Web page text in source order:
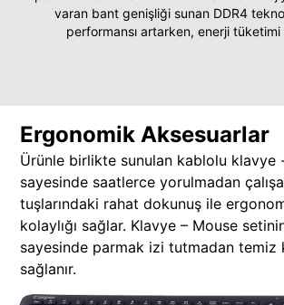
varan bant genişliği sunan DDR4
performansı artarken, enerji tüketimi
Ergonomik Aksesuarlar
Ürünle birlikte sunulan kablolu klavye
sayesinde saatlerce yorulmadan
tuşlarındaki rahat dokunuş ile
kolaylığı sağlar. Klavye – Mouse
sayesinde parmak izi tutmadan temiz
sağlanır.